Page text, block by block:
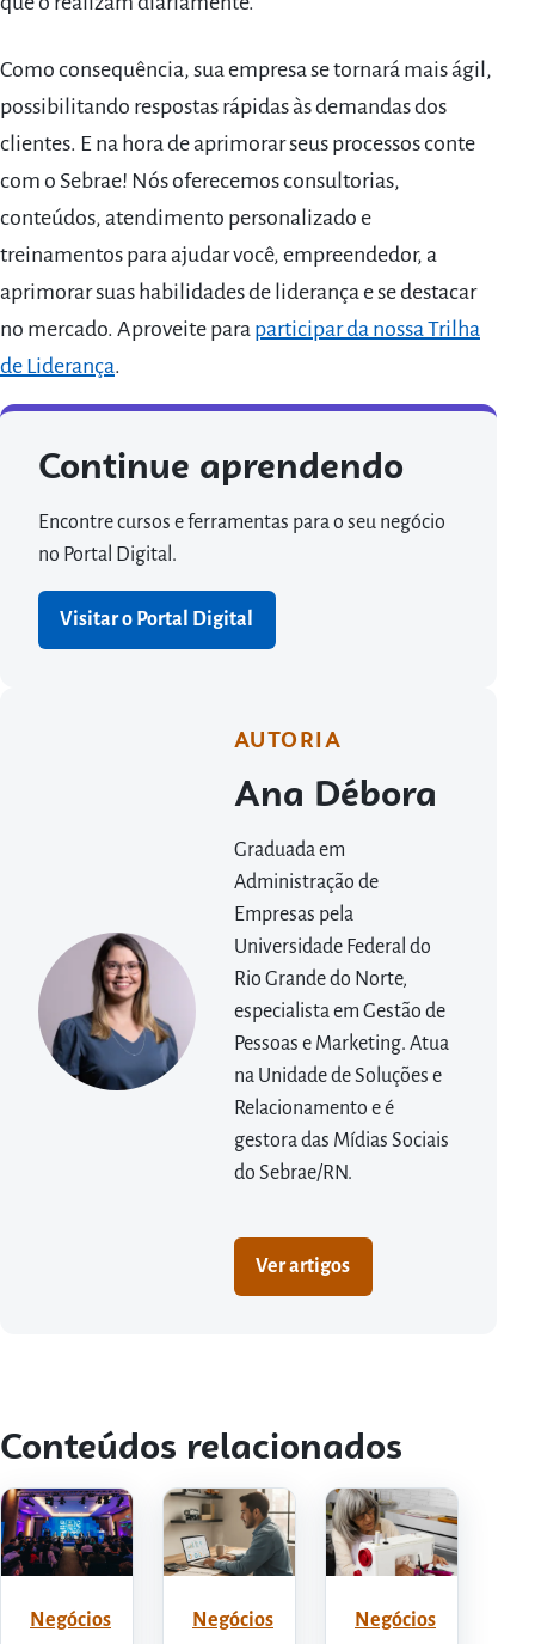
Como consequência, sua empresa se tornará mais ágil,
possibilitando respostas rápidas às demandas dos
clientes. E na hora de aprimorar seus processos conte
com o Sebrae! Nós oferecemos consultorias,
conteúdos, atendimento personalizado e
treinamentos para ajudar você, empreendedor, a
aprimorar suas habilidades de liderança e se destacar
no mercado. Aproveite para participar da nossa Trilha
de Liderança.
Continue aprendendo
Encontre cursos e ferramentas para o seu negócio
no Portal Digital.
Visitar o Portal Digital
AUTORIA
Ana Débora
Graduada em
Administração de
Empresas pela
Universidade Federal do
Rio Grande do Norte,
especialista em Gestão de
Pessoas e Marketing. Atua
na Unidade de Soluções e
Relacionamento e é
gestora das Mídias Sociais
do Sebrae/RN.
Ver artigos
Conteúdos relacionados
Negócios Negócios Negócios